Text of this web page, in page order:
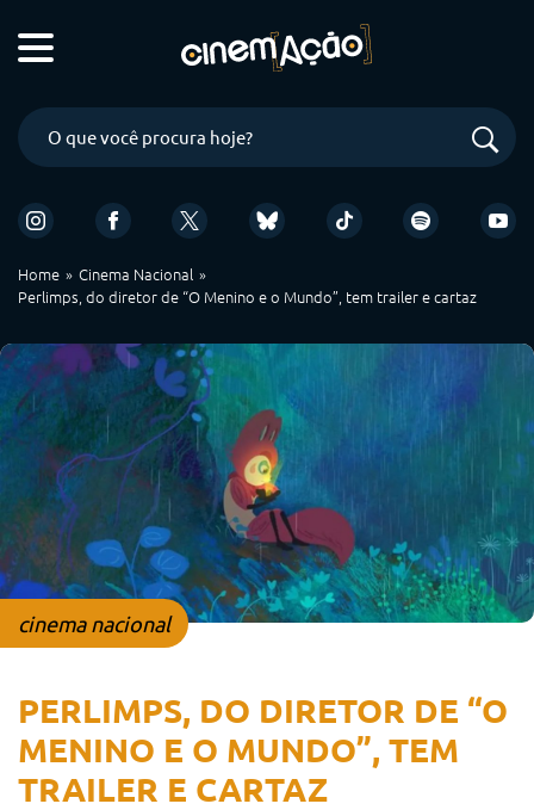
Home
Cinema Nacional
Perlimps, do diretor de “O Menino e o Mundo”, tem trailer e cartaz
cinema nacional
PERLIMPS, DO DIRETOR DE “O
MENINO E O MUNDO”, TEM
TRAILER E CARTAZ